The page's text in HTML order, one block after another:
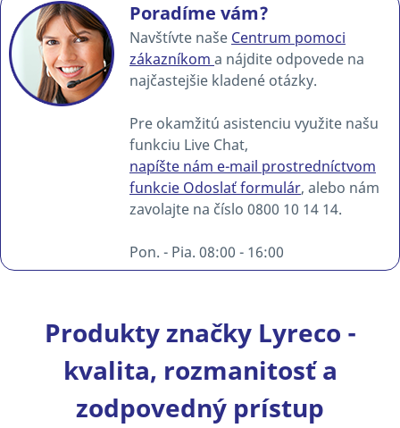
Poradíme vám?
Navštívte naše Centrum pomoci
zákazníkom a nájdite odpovede na
najčastejšie kladené otázky.
Pre okamžitú asistenciu využite našu
funkciu Live Chat,
napíšte nám e-mail prostredníctvom
funkcie Odoslať formulár, alebo nám
zavolajte na číslo 0800 10 14 14.
Pon. - Pia. 08:00 - 16:00
Produkty značky Lyreco -
kvalita, rozmanitosť a
zodpovedný prístup